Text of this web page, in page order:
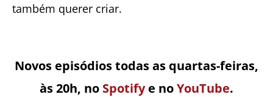
também querer criar.
Novos episódios todas as quartas-feiras,
às 20h, no Spotifye noYouTube.